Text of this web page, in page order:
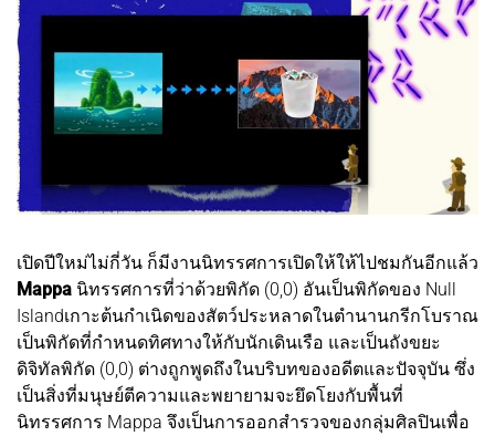
เปิดปีใหม่ไม่กี่วัน ก็มีงานนิทรรศการเปิดให้ให้ไปชมกันอีกแล้ว
Mappa นิทรรศการที่ว่าด้วยพิกัด (0,0) อันเป็นพิกัดของ Null
Islandเกาะต้นกำเนิดของสัตว์ประหลาดในตำนานกรีกโบราณ
เป็นพิกัดที่กำหนดทิศทางให้กับนักเดินเรือ และเป็นถังขยะ
ดิจิทัลพิกัด (0,0) ต่างถูกพูดถึงในบริบทของอดีตและปัจจุบัน ซึ่ง
เป็นสิ่งที่มนุษย์ตีความและพยายามจะยึดโยงกับพื้นที่
นิทรรศการ Mappa จึงเป็นการออกสำรวจของกลุ่มศิลปินเพื่อ